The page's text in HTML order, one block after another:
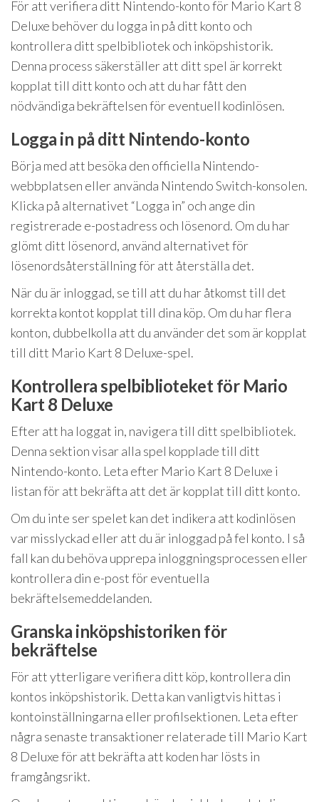
För att verifiera ditt Nintendo-konto för Mario Kart 8
Deluxe behöver du logga in på ditt konto och
kontrollera ditt spelbibliotek och inköpshistorik.
Denna process säkerställer att ditt spel är korrekt
kopplat till ditt konto och att du har fått den
nödvändiga bekräftelsen för eventuell kodinlösen.
Logga in på ditt Nintendo-konto
Börja med att besöka den officiella Nintendo-
webbplatsen eller använda Nintendo Switch-konsolen.
Klicka på alternativet “Logga in” och ange din
registrerade e-postadress och lösenord. Om du har
glömt ditt lösenord, använd alternativet för
lösenordsåterställning för att återställa det.
När du är inloggad, se till att du har åtkomst till det
korrekta kontot kopplat till dina köp. Om du har flera
konton, dubbelkolla att du använder det som är kopplat
till ditt Mario Kart 8 Deluxe-spel.
Kontrollera spelbiblioteket för Mario
Kart 8 Deluxe
Efter att ha loggat in, navigera till ditt spelbibliotek.
Denna sektion visar alla spel kopplade till ditt
Nintendo-konto. Leta efter Mario Kart 8 Deluxe i
listan för att bekräfta att det är kopplat till ditt konto.
Om du inte ser spelet kan det indikera att kodinlösen
var misslyckad eller att du är inloggad på fel konto. I så
fall kan du behöva upprepa inloggningsprocessen eller
kontrollera din e-post för eventuella
bekräftelsemeddelanden.
Granska inköpshistoriken för
bekräftelse
För att ytterligare verifiera ditt köp, kontrollera din
kontos inköpshistorik. Detta kan vanligtvis hittas i
kontoinställningarna eller profilsektionen. Leta efter
några senaste transaktioner relaterade till Mario Kart
8 Deluxe för att bekräfta att koden har lösts in
framgångsrikt.